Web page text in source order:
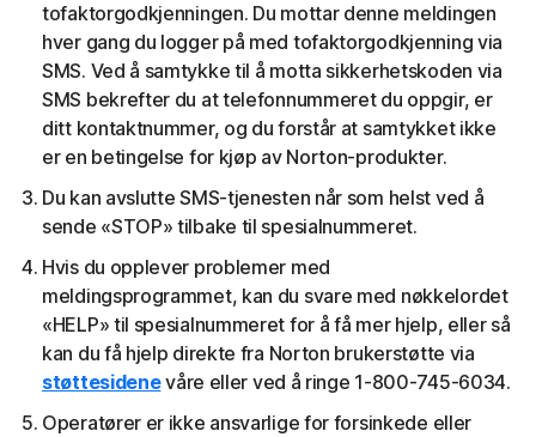
tofaktorgodkjenningen. Du mottar denne meldingen
hver gang du logger på med tofaktorgodkjenning via
SMS. Ved å samtykke til å motta sikkerhetskoden via
SMS bekrefter du at telefonnummeret du oppgir, er
ditt kontaktnummer, og du forstår at samtykket ikke
er en betingelse for kjøp av Norton-produkter.
Du kan avslutte SMS-tjenesten når som helst ved å
sende «STOP» tilbake til spesialnummeret.
Hvis du opplever problemer med
meldingsprogrammet, kan du svare med nøkkelordet
«HELP» til spesialnummeret for å få mer hjelp, eller så
kan du få hjelp direkte fra Norton brukerstøtte via
støttesidenevåre eller ved å ringe 1-800-745-6034.
Operatører er ikke ansvarlige for forsinkede eller